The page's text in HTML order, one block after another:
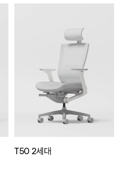
T50 2세대